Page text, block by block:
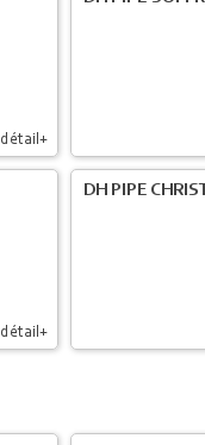
détail+
détail+
DH PIPE